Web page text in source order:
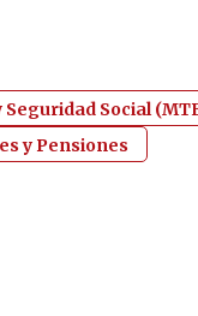
Social
y Pensiones